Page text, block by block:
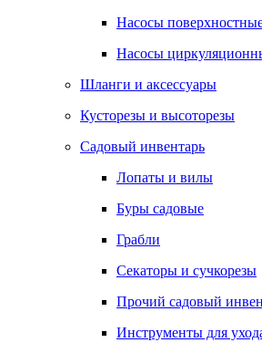
Насосы
Насосы
Шланги и аксессуары
Кусторезы и высоторезы
Садовый инвентарь
Лопаты и вилы
Буры садовые
Грабли
Секаторы и сучкорезы
Прочий садовый
Инструменты для